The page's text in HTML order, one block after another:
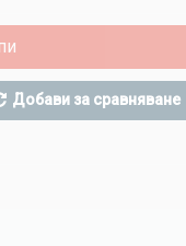
Добави за сравняване